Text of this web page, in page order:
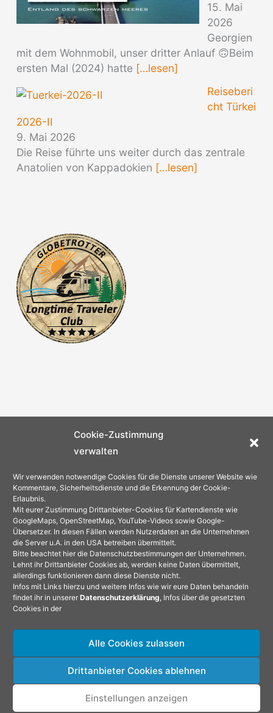
Cookie-Zustimmung
verwalten
Wir verwenden notwendige Cookies für die Dienste unserer Website wie
Kommentare, Sicherheitsdienste und die Erkennung der Cookie-
Erlaubnis.
Mit eurer Zustimmung Drittanbieter-Cookies für Kartendienste wie
GoogleMaps, OpenStreetMap, YouTube-Videos sowie Google-
Übersetzer. In diesen Fällen werden Nutzerdaten an die Unternehmen
die Server u.A. in den USA betreiben übermittelt.
Bitte beachtet hier die Datenschutzbestimmungen der Unternehmen.
Lehnt ihr Drittanbieter Cookies ab, werden keine Daten übermittelt,
allerdings funktionieren dann diese Dienste nicht.
Infos mit Links hierzu und weitere Infos wie wir eure Daten behandeln
findet ihr in unserer Datenschutzerklärung, Infos über die gesetzten
Cookies in der
Alle Cookies zulassen
Drittanbieter Cookies ablehnen
Einstellungen anzeigen
15. Mai
2026
Georgien
mit dem Wohnmobil, unser dritter Anlauf 🙃Beim
ersten Mal (2024) hatte […lesen]
Reiseberi
cht Türkei
2026-II
9. Mai 2026
Die Reise führte uns weiter durch das zentrale
Anatolien von Kappadokien […lesen]
Copyright © 2026 Leben und Reisen im Wohnmobil |